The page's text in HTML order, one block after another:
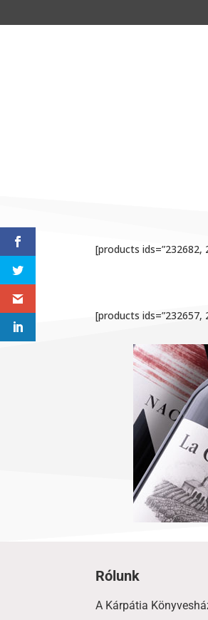
[products ids=”232682,
[products ids=”232657,
Rólunk
A Kárpátia